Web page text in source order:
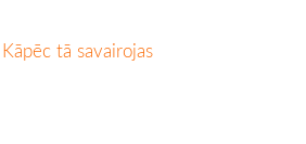
tā savairojas